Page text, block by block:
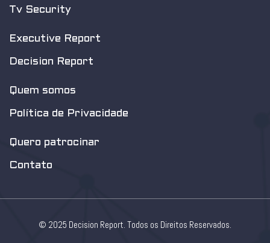
Tv Security
Executive Report
Decision Report
Quem somos
Política de Privacidade
Quero patrocinar
Contato
© 2025 Decision Report. Todos os Direitos Reservados.